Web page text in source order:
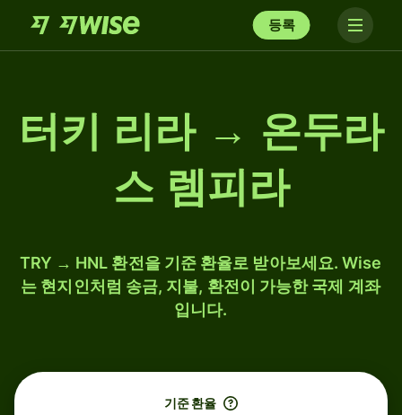
등록
터키 리라 → 온두라
스 렘피라
TRY → HNL 환전을 기준 환율로 받아보세요. Wise
는 현지인처럼 송금, 지불, 환전이 가능한 국제 계좌
입니다.
기준 환율